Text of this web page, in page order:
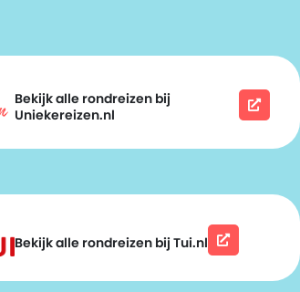
Bekijk alle rondreizen bij
Uniekereizen.nl
Bekijk alle rondreizen bij Tui.nl